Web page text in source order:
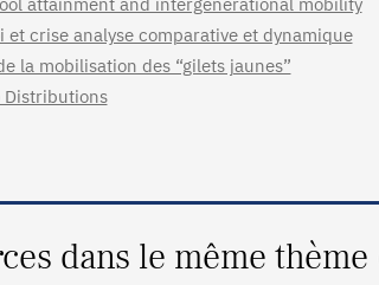
et crise analyse comparative et dynamique
la mobilisation des “gilets jaunes”
Distributions
dans le même thème